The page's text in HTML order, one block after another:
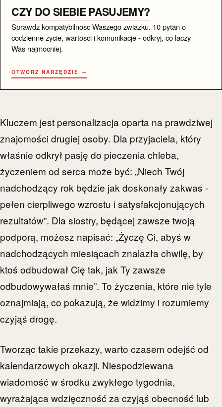
CZY DO SIEBIE PASUJEMY?
Sprawdz kompatybilnosc Waszego zwiazku. 10 pytan o
codzienne zycie, wartosci i komunikacje - odkryj, co laczy
Was najmocniej.
OTWÓRZ NARZĘDZIE →
Kluczem jest personalizacja oparta na prawdziwej
znajomości drugiej osoby. Dla przyjaciela, który
właśnie odkrył pasję do pieczenia chleba,
życzeniem od serca może być: „Niech Twój
nadchodzący rok będzie jak doskonały zakwas -
pełen cierpliwego wzrostu i satysfakcjonujących
rezultatów”. Dla siostry, będącej zawsze twoją
podporą, możesz napisać: „Życzę Ci, abyś w
nadchodzących miesiącach znalazła chwilę, by
ktoś odbudował Cię tak, jak Ty zawsze
odbudowywałaś mnie”. To życzenia, które nie tyle
oznajmiają, co pokazują, że widzimy i rozumiemy
czyjąś drogę.
Tworząc takie przekazy, warto czasem odejść od
kalendarzowych okazji. Niespodziewana
wiadomość w środku zwykłego tygodnia,
wyrażająca wdzięczność za czyjąś obecność lub